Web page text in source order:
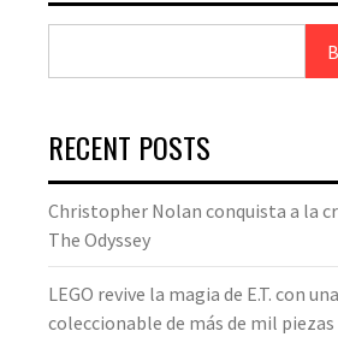
RECENT POSTS
Christopher Nolan conquista a la
The Odyssey
LEGO revive la magia de E.T. con
coleccionable de más de mil piezas